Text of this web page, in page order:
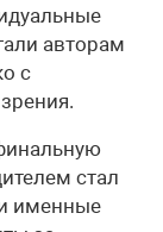
авторам
с
стал
именные